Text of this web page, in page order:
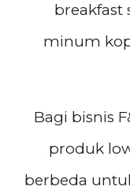
breakfast
minum
Bagi bisnis
produk
berbeda